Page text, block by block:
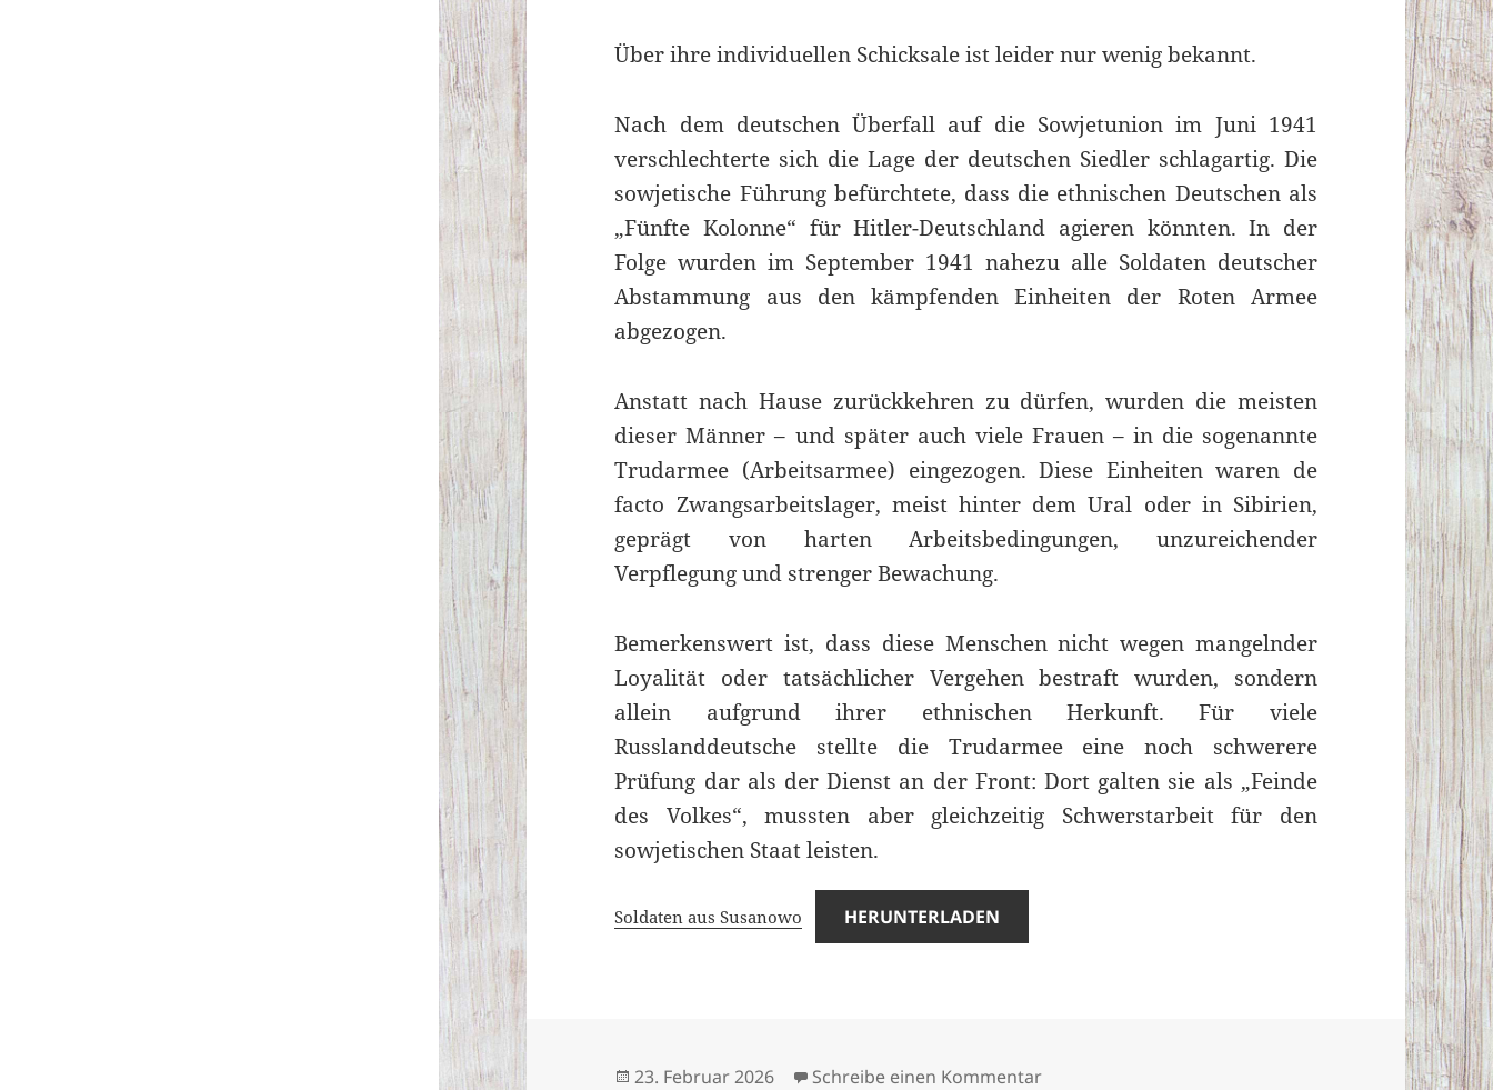
Über ihre individuellen Schicksale ist leider nur wenig bekannt.
Nach dem deutschen Überfall auf die Sowjetunion im Juni 1941
verschlechterte sich die Lage der deutschen Siedler schlagartig. Die
sowjetische Führung befürchtete, dass die ethnischen Deutschen als
„Fünfte Kolonne“ für Hitler-Deutschland agieren könnten. In der
Folge wurden im September 1941 nahezu alle Soldaten deutscher
Abstammung aus den kämpfenden Einheiten der Roten Armee
abgezogen.
Anstatt nach Hause zurückkehren zu dürfen, wurden die meisten
dieser Männer – und später auch viele Frauen – in die sogenannte
Trudarmee (Arbeitsarmee) eingezogen. Diese Einheiten waren de
facto Zwangsarbeitslager, meist hinter dem Ural oder in Sibirien,
geprägt von harten Arbeitsbedingungen, unzureichender
Verpflegung und strenger Bewachung.
Bemerkenswert ist, dass diese Menschen nicht wegen mangelnder
Loyalität oder tatsächlicher Vergehen bestraft wurden, sondern
allein aufgrund ihrer ethnischen Herkunft. Für viele
Russlanddeutsche stellte die Trudarmee eine noch schwerere
Prüfung dar als der Dienst an der Front: Dort galten sie als „Feinde
des Volkes“, mussten aber gleichzeitig Schwerstarbeit für den
sowjetischen Staat leisten.
Soldaten aus Susanowo HERUNTERLADEN
Veröffentlicht
23. Februar 2026 Schreibe einen Kommentarzu Soldaten aus Susanowo